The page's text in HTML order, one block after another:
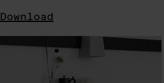
Download